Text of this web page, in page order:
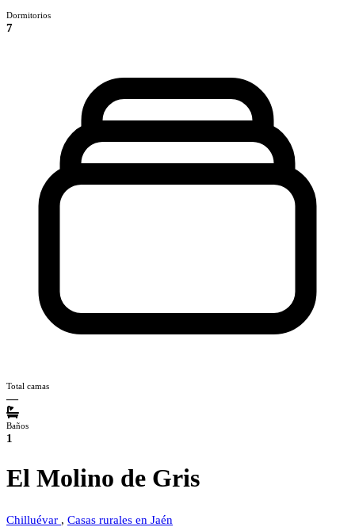
Dormitorios
7
Total camas
—
Baños
1
El Molino de Gris
Chilluévar , Casas rurales en Jaén